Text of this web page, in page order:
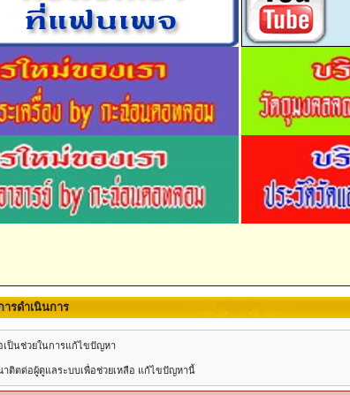
รดำเนินการ
ป็นช่วยในการแก้ไขปัญหา
ติตด่อผู้ดูแลระบบเพื่อช่วยเหลือ แก้ไขปัญหานี้